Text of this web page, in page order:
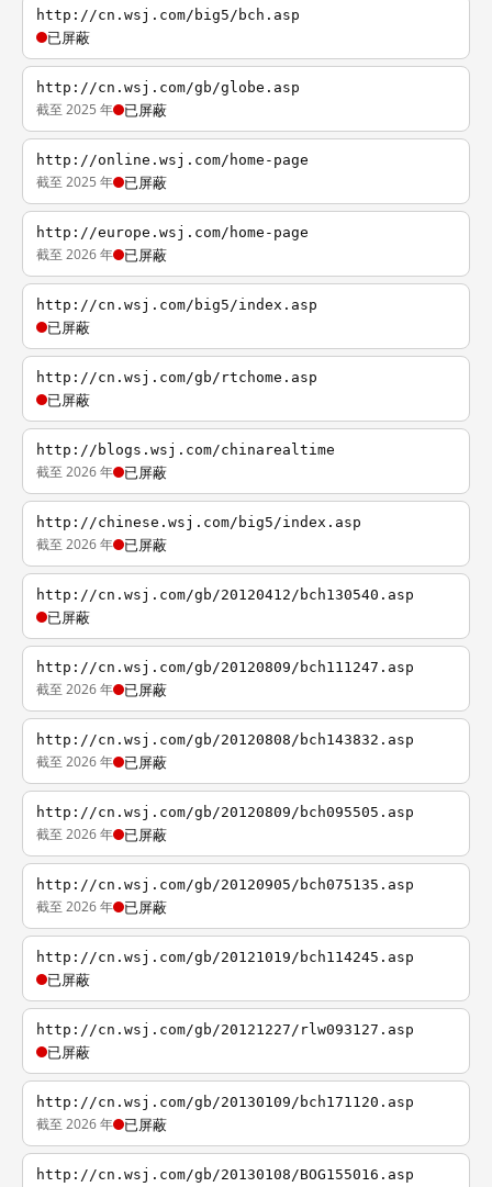
http://cn.wsj.com/big5/bch.asp
已屏蔽
http://cn.wsj.com/gb/globe.asp
截至 2025 年 已屏蔽
http://online.wsj.com/home-page
截至 2025 年 已屏蔽
http://europe.wsj.com/home-page
截至 2026 年 已屏蔽
http://cn.wsj.com/big5/index.asp
已屏蔽
http://cn.wsj.com/gb/rtchome.asp
已屏蔽
http://blogs.wsj.com/chinarealtime
截至 2026 年 已屏蔽
http://chinese.wsj.com/big5/index.asp
截至 2026 年 已屏蔽
http://cn.wsj.com/gb/20120412/bch130540.asp
已屏蔽
http://cn.wsj.com/gb/20120809/bch111247.asp
截至 2026 年 已屏蔽
http://cn.wsj.com/gb/20120808/bch143832.asp
截至 2026 年 已屏蔽
http://cn.wsj.com/gb/20120809/bch095505.asp
截至 2026 年 已屏蔽
http://cn.wsj.com/gb/20120905/bch075135.asp
截至 2026 年 已屏蔽
http://cn.wsj.com/gb/20121019/bch114245.asp
已屏蔽
http://cn.wsj.com/gb/20121227/rlw093127.asp
已屏蔽
http://cn.wsj.com/gb/20130109/bch171120.asp
截至 2026 年 已屏蔽
http://cn.wsj.com/gb/20130108/BOG155016.asp